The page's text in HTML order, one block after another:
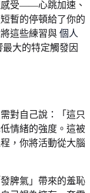
感受——心跳加速、
暫的停頓給了你的
這些練習與 個人
大的特定觸發因
對自己說：「這只
情緒的強度。這被
，你將活動從大腦
脾氣」帶來的羞恥